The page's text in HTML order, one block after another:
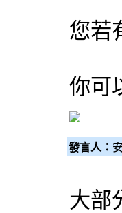
您若
你可
發言人：
大部